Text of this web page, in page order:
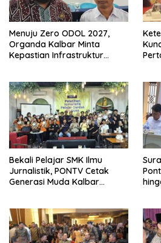
Menuju Zero ODOL 2027,
Organda Kalbar Minta
Kepastian Infrastruktur
Bekali Pelajar SMK Ilmu
Jurnalistik, PONTV Cetak
Generasi Muda Kalbar